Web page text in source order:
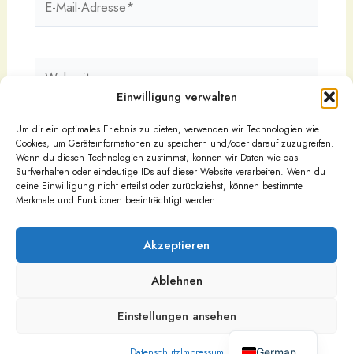
Einwilligung verwalten
Um dir ein optimales Erlebnis zu bieten, verwenden wir Technologien wie
Cookies, um Geräteinformationen zu speichern und/oder darauf zuzugreifen.
Wenn du diesen Technologien zustimmst, können wir Daten wie das
Surfverhalten oder eindeutige IDs auf dieser Website verarbeiten. Wenn du
deine Einwilligung nicht erteilst oder zurückziehst, können bestimmte
Merkmale und Funktionen beeinträchtigt werden.
Akzeptieren
Ablehnen
Einstellungen ansehen
Mail-
Adresse*
Urheberrecht © 2026
Datenschutz
Nutzungsbedingungen